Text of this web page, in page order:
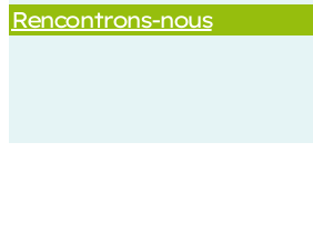
Rencontrons-nous